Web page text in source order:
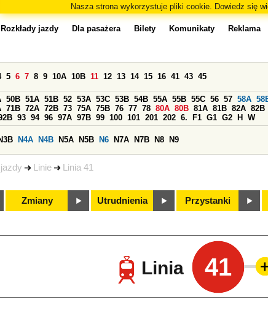
Nasza strona wykorzystuje pliki cookie. Dowiedz się
Linie Linia 41
Rozkłady jazdy Dla pasażera Bilety Komunikaty Reklama
5 6 7 8 9 10A 10B 11 12 13 14 15 16 41 43 45
50B 51A 51B 52 53A 53C 53B 54B 55A 55B 55C 56 57 58A
71B 72A 72B 73 75A 75B 76 77 78 80A 80B 81A 81B 82A 82B
93 94 96 97A 97B 99 100 101 201 202 6. F1 G1 G2 H W
N4A N4B N5A N5B N6 N7A N7B N8 N9
Zmiany Utrudnienia Przystanki
Linia 41